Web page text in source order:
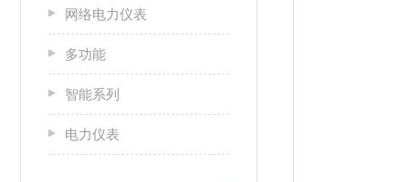
网络电力仪表
多功能
智能系列
电力仪表